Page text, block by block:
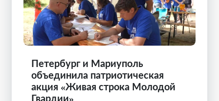
Петербург и Мариуполь
объединила патриотическая
акция «Живая строка Молодой
Гвардии»